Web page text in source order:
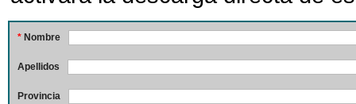
* Nombre
Apellidos
Provincia